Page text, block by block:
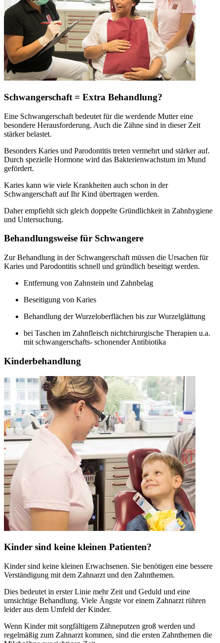
Schwangerschaft = Extra Behandlung?
Eine Schwangerschaft bedeutet für die werdende Mutter eine
besondere Herausforderung. Auch die Zähne sind in dieser Zeit
stärker belastet.
Besonders Karies und Parodontitis treten vermehrt und stärker auf.
Durch spezielle Hormone wird das Bakterienwachstum im Mund
gefördert.
Karies kann wie viele Krankheiten auch schon in der
Schwangerschaft auf Ihr Kind übertragen werden.
Daher empfiehlt sich gleich doppelte Gründlichkeit in Zahnhygiene
und Untersuchung.
Behandlungsweise für Schwangere
Zur Behandlung in der Schwangerschaft müssen die Ursachen für
Karies und Parodontitis schnell und gründlich beseitigt werden.
Entfernung von Zahnstein und Zahnbelag
Beseitigung von Karies
Behandlung der Wurzeloberflächen bis zur Wurzelglättung
bei Taschen im Zahnfleisch nichtchirurgische Therapien u.a.
mit schwangerschafts- schonender Antibiotika
Kinderbehandlung
Kinder sind keine kleinen Patienten?
Kinder sind keine kleinen Erwachsenen. Sie benötigen eine bessere
Verständigung mit dem Zahnarzt und den Zahnthemen.
Dies bedeutet in erster Linie mehr Zeit und Geduld und eine
umsichtige Behandlung. Viele Ängste vor einem Zahnarzt rühren
leider aus dem Umfeld der Kinder.
Wenn Kinder mit sorgfältigem Zähneputzen groß werden und
regelmäßig zum Zahnarzt kommen, sind die ersten Zahnthemen die